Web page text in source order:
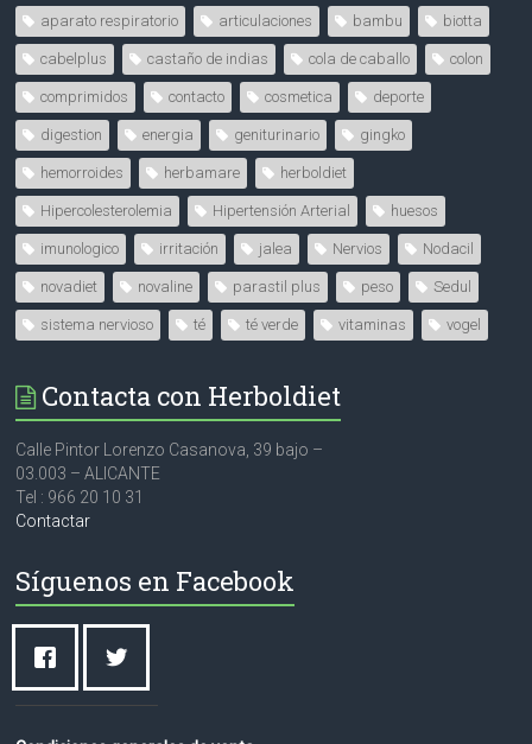
aparato respiratorio articulaciones bambu biotta
cabelplus castaño de indias cola de caballo colon
comprimidos contacto cosmetica deporte
digestion energia geniturinario gingko
hemorroides herbamare herboldiet
Hipercolesterolemia Hipertensión Arterial huesos
imunologico irritación jalea Nervios Nodacil
novadiet novaline parastil plus peso Sedul
sistema nervioso té té verde vitaminas vogel
Contacta con Herboldiet
Calle Pintor Lorenzo Casanova, 39 bajo –
03.003 – ALICANTE
Tel : 966 20 10 31
Contactar
Síguenos en Facebook